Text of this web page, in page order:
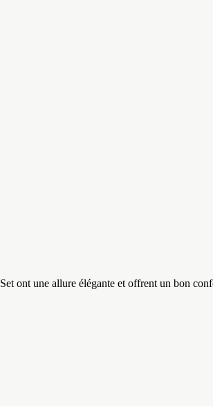
Set ont une allure élégante et offrent un bon conf